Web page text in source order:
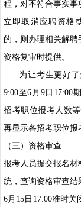
程，对不符合事实事
立即取消应聘资格
的，则办理相关解
资格复审时提供。
为让考生更好了
9:00至6月9日17:00
招考职位报考人数
再显示各招考职位报
（三）资格审查
报考人员提交报名
统，查询资格审查结
6月15日17:00准时